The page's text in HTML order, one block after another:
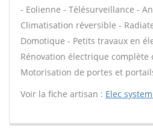
- Eolienne - Télésurveillance -
Climatisation réversible -
Domotique - Petits travaux en
Rénovation électrique complète
Motorisation de portes et
Voir la fiche artisan : Elec